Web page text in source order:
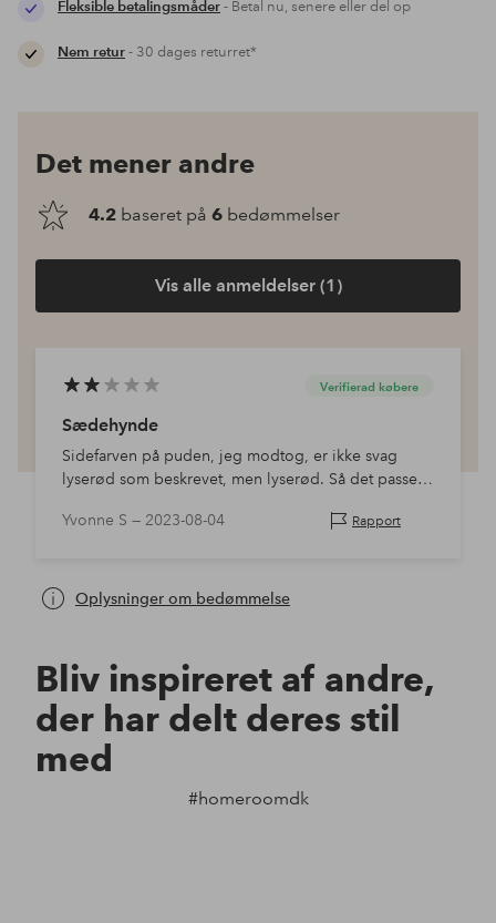
Fleksible betalingsmåder- Betal nu, senere eller del op
Nem retur- 30 dages returret*
Det mener andre
4.2 baseret på 6 bedømmelser
Vis alle anmeldelser (1)
Verifierad købere
Sædehynde
Sidefarven på puden, jeg modtog, er ikke svag
lyserød som beskrevet, men lyserød. Så det passer
Yvonne S — 2023-08-04 Rapport
Oplysninger om bedømmelse
Bliv inspireret af andre,
der har delt deres stil
med
#homeroomdk